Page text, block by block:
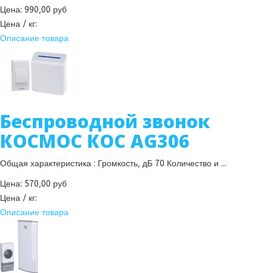
Цена: 990,00 руб
Цена / кг:
Описание товара
Беспроводной звонок
КОСМОС КОС AG306
Общая характеристика : Громкость, дБ 70 Количество и ...
Цена: 570,00 руб
Цена / кг:
Описание товара